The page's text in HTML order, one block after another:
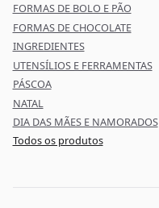
FORMAS DE BOLO E PÃO
FORMAS DE CHOCOLATE
INGREDIENTES
UTENSÍLIOS E FERRAMENTAS
PÁSCOA
NATAL
DIA DAS MÃES E NAMORADOS
Todos os produtos